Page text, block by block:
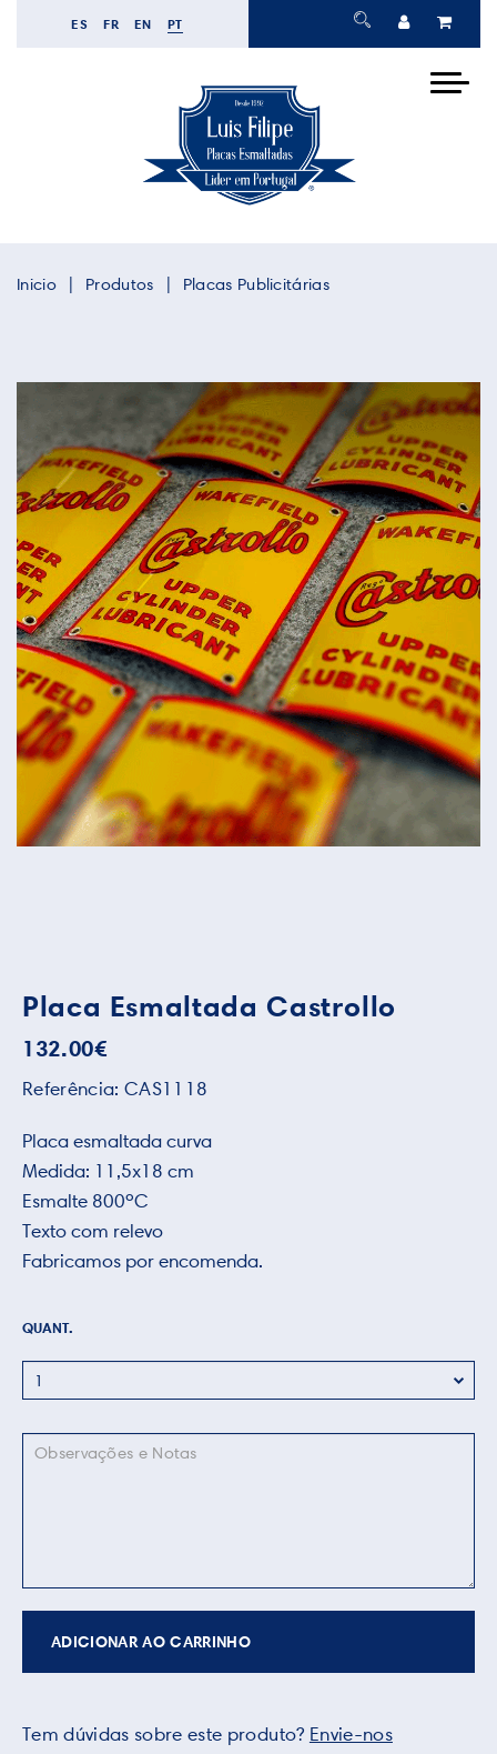
ES FR EN PT
Inicio Produtos Placas Publicitárias
Placa Esmaltada Castrollo
132.00€
Referência: CAS1118
Placa esmaltada curva
Medida: 11,5x18 cm
Esmalte 800ºC
Texto com relevo
Fabricamos por encomenda.
QUANT.
ADICIONAR AO CARRINHO
Tem dúvidas sobre este produto? Envie-nos